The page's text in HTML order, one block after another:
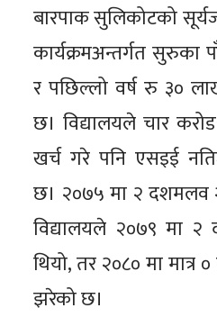
बारपाक सुलिकोटको
कार्यक्रमअन्तर्गत सुरुका
र पछिल्लो वर्ष रु ३०
छ। विद्यालयले चार
खर्च गरे पनि एसइई
छ। २०७५ मा २ दशमलव
विद्यालयले २०७९ मा
थियो, तर २०८० मा
झरेको छ।